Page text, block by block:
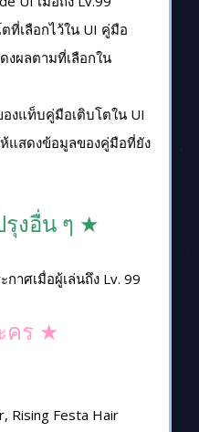
ที่เลือกไว้ใน UI คู่มือ
งผลตามที่เลือกใน
งแท็บคู่มือเติบโตใน UI
แสดงข้อมูลของคู่มือที่ยัง
งอื่น ๆ ★
าศเมื่อผู้เล่นถึง Lv. 99
คร ★
Rising Festa Hair